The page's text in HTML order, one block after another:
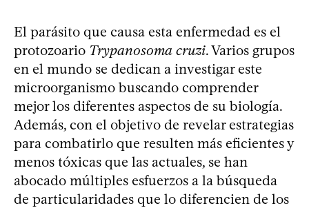
El parásito que causa esta enfermedad es el
protozoario Trypanosoma cruzi. Varios grupos
en el mundo se dedican a investigar este
microorganismo buscando comprender
mejor los diferentes aspectos de su biología.
Además, con el objetivo de revelar estrategias
para combatirlo que resulten más eficientes y
menos tóxicas que las actuales, se han
abocado múltiples esfuerzos a la búsqueda
de particularidades que lo diferencien de los